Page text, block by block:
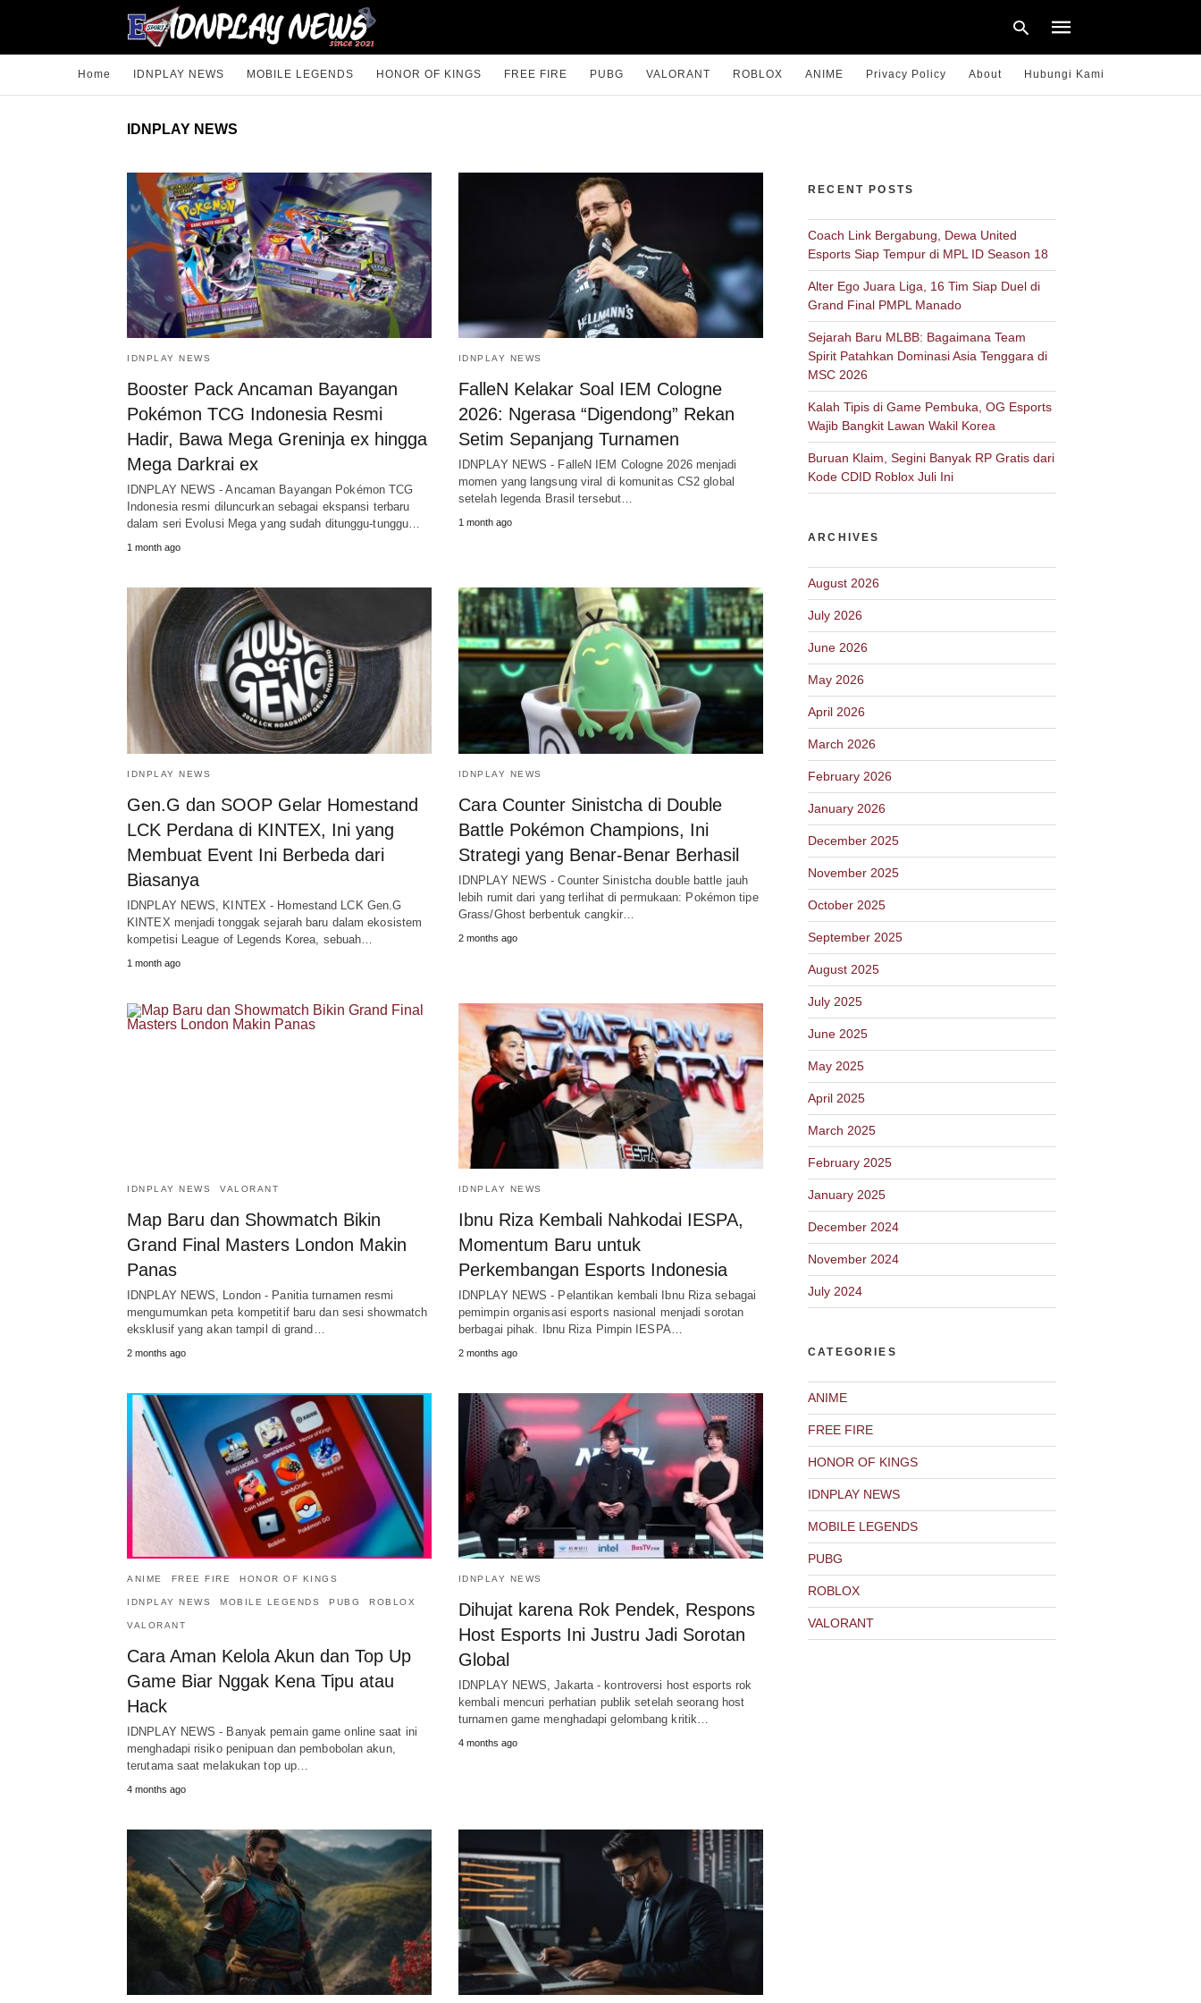
Home IDNPLAY NEWS MOBILE LEGENDS HONOR OF KINGS FREE FIRE PUBG VALORANT ROBLOX ANIME Privacy Policy About Hubungi Kami
IDNPLAY NEWS
IDNPLAY NEWS
Booster Pack Ancaman Bayangan
Pokémon TCG Indonesia Resmi
Hadir, Bawa Mega Greninja ex hingga
Mega Darkrai ex
IDNPLAY NEWS - Ancaman Bayangan Pokémon TCG
Indonesia resmi diluncurkan sebagai ekspansi terbaru
dalam seri Evolusi Mega yang sudah ditunggu-tunggu…
1 month ago
IDNPLAY NEWS
FalleN Kelakar Soal IEM Cologne
2026: Ngerasa “Digendong” Rekan
Setim Sepanjang Turnamen
IDNPLAY NEWS - FalleN IEM Cologne 2026 menjadi
momen yang langsung viral di komunitas CS2 global
setelah legenda Brasil tersebut…
1 month ago
IDNPLAY NEWS
Gen.G dan SOOP Gelar Homestand
LCK Perdana di KINTEX, Ini yang
Membuat Event Ini Berbeda dari
Biasanya
IDNPLAY NEWS, KINTEX - Homestand LCK Gen.G
KINTEX menjadi tonggak sejarah baru dalam ekosistem
kompetisi League of Legends Korea, sebuah…
1 month ago
IDNPLAY NEWS
Cara Counter Sinistcha di Double
Battle Pokémon Champions, Ini
Strategi yang Benar-Benar Berhasil
IDNPLAY NEWS - Counter Sinistcha double battle jauh
lebih rumit dari yang terlihat di permukaan: Pokémon tipe
Grass/Ghost berbentuk cangkir…
2 months ago
IDNPLAY NEWS VALORANT
Map Baru dan Showmatch Bikin
Grand Final Masters London Makin
Panas
IDNPLAY NEWS, London - Panitia turnamen resmi
mengumumkan peta kompetitif baru dan sesi showmatch
eksklusif yang akan tampil di grand…
2 months ago
IDNPLAY NEWS
Ibnu Riza Kembali Nahkodai IESPA,
Momentum Baru untuk
Perkembangan Esports Indonesia
IDNPLAY NEWS - Pelantikan kembali Ibnu Riza sebagai
pemimpin organisasi esports nasional menjadi sorotan
berbagai pihak. Ibnu Riza Pimpin IESPA…
2 months ago
ANIME FREE FIRE HONOR OF KINGS
IDNPLAY NEWS MOBILE LEGENDS PUBG ROBLOX
VALORANT
Cara Aman Kelola Akun dan Top Up
Game Biar Nggak Kena Tipu atau
Hack
IDNPLAY NEWS - Banyak pemain game online saat ini
menghadapi risiko penipuan dan pembobolan akun,
terutama saat melakukan top up…
4 months ago
IDNPLAY NEWS
Dihujat karena Rok Pendek, Respons
Host Esports Ini Justru Jadi Sorotan
Global
IDNPLAY NEWS, Jakarta - kontroversi host esports rok
kembali mencuri perhatian publik setelah seorang host
turnamen game menghadapi gelombang kritik…
4 months ago
RECENT POSTS
Coach Link Bergabung, Dewa United
Esports Siap Tempur di MPL ID Season 18
Alter Ego Juara Liga, 16 Tim Siap Duel di
Grand Final PMPL Manado
Sejarah Baru MLBB: Bagaimana Team
Spirit Patahkan Dominasi Asia Tenggara di
MSC 2026
Kalah Tipis di Game Pembuka, OG Esports
Wajib Bangkit Lawan Wakil Korea
Buruan Klaim, Segini Banyak RP Gratis dari
Kode CDID Roblox Juli Ini
ARCHIVES
August 2026
July 2026
June 2026
May 2026
April 2026
March 2026
February 2026
January 2026
December 2025
November 2025
October 2025
September 2025
August 2025
July 2025
June 2025
May 2025
April 2025
March 2025
February 2025
January 2025
December 2024
November 2024
July 2024
CATEGORIES
ANIME
FREE FIRE
HONOR OF KINGS
IDNPLAY NEWS
MOBILE LEGENDS
PUBG
ROBLOX
VALORANT